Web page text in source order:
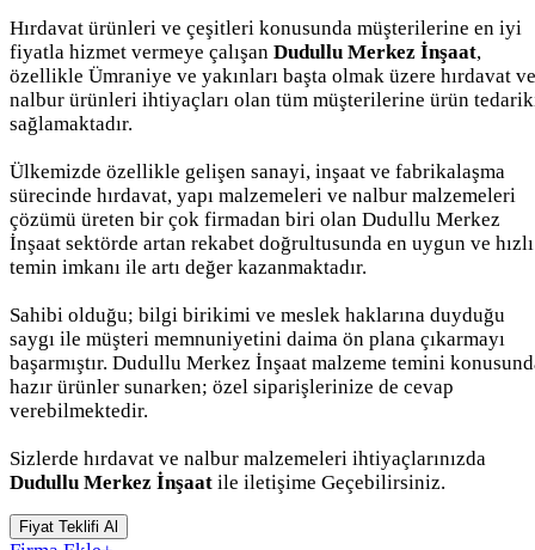
Hırdavat ürünleri ve çeşitleri konusunda müşterilerine en iyi
fiyatla hizmet vermeye çalışan Dudullu Merkez İnşaat,
özellikle Ümraniye ve yakınları başta olmak üzere hırdavat ve
nalbur ürünleri ihtiyaçları olan tüm müşterilerine ürün
sağlamaktadır.
Ülkemizde özellikle gelişen sanayi, inşaat ve fabrikalaşma
sürecinde hırdavat, yapı malzemeleri ve nalbur malzemeleri
çözümü üreten bir çok firmadan biri olan Dudullu Merkez
İnşaat sektörde artan rekabet doğrultusunda en uygun ve hızlı
temin imkanı ile artı değer kazanmaktadır.
Sahibi olduğu; bilgi birikimi ve meslek haklarına duyduğu
saygı ile müşteri memnuniyetini daima ön plana çıkarmayı
başarmıştır. Dudullu Merkez İnşaat malzeme temini
hazır ürünler sunarken; özel siparişlerinize de cevap
verebilmektedir.
Sizlerde hırdavat ve nalbur malzemeleri ihtiyaçlarınızda
Dudullu Merkez İnşaat ile iletişime Geçebilirsiniz.
Fiyat Teklifi Al